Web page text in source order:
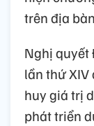
trên địa
Nghị
lần thứ
huy giá trị
phát triển